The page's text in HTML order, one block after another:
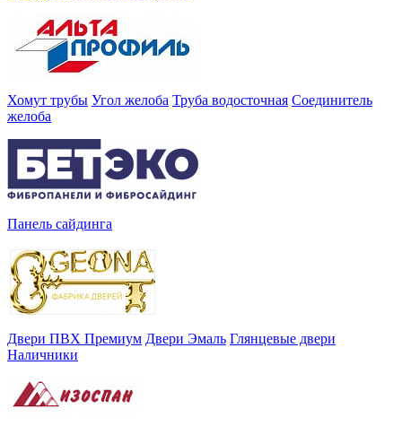
Хомут трубы Угол желоба Труба водосточная Соединитель
желоба
Панель сайдинга
Двери ПВХ Премиум Двери Эмаль Глянцевые двери
Наличники